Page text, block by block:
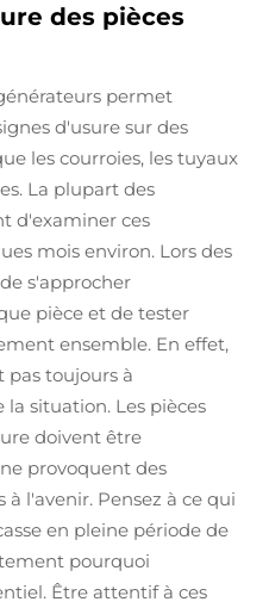
des pièces
permet
d'usure sur des
les courroies, les tuyaux
La plupart des
d'examiner ces
mois environ. Lors des
s'approcher
pièce et de tester
ensemble. En effet,
pas toujours à
situation. Les pièces
doivent être
provoquent des
l'avenir. Pensez à ce qui
en pleine période de
pourquoi
Être attentif à ces